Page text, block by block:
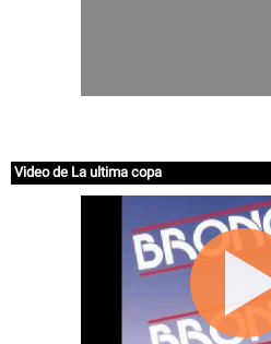
Video de La ultima copa